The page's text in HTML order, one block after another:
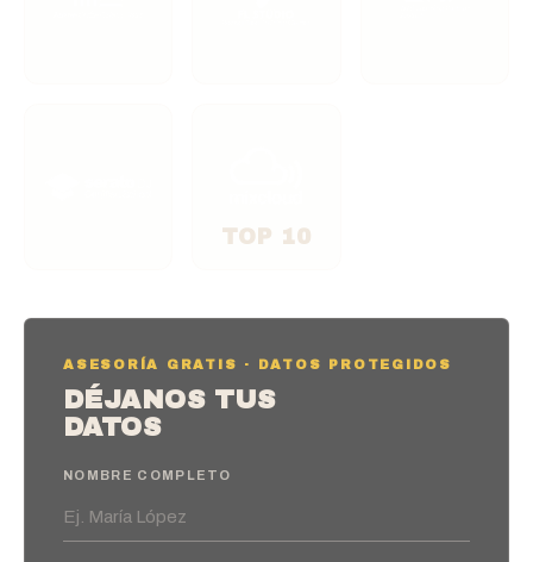
TOP 10
ASESORÍA GRATIS · DATOS PROTEGIDOS
DÉJANOS TUS
DATOS
NOMBRE COMPLETO